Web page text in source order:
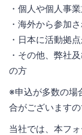
・個人や個人事
・海外から参加
・日本に活動拠
・その他、弊社
の方
※申込が多数の場
合がございますの
当社では、本フ